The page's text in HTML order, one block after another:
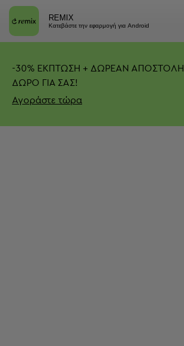
REMIX
Κατεβάστε την εφαρμογή για Android
-30% ΕΚΠΤΩΣΗ + ΔΩΡΕΑΝ ΑΠΟΣΤΟΛΗ
ΔΩΡΟ ΓΙΑ ΣΑΣ!
Αγοράστε τώρα